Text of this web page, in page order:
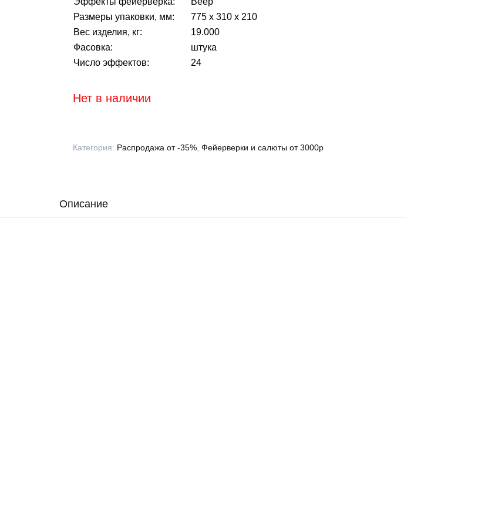
Размеры упаковки, мм:
775 х 310 х 210
Вес изделия, кг:
19.000
Фасовка:
штука
Число эффектов:
24
Нет в наличии
Категория: Распродажа от -35% Фейерверки и салюты от 3000р
Описание